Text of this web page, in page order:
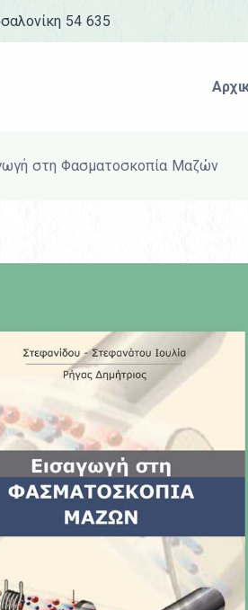
54 635
στη Φασματοσκοπία Μαζών